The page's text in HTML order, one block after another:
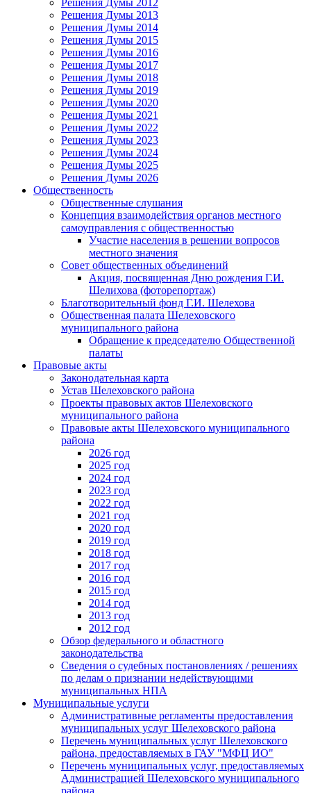
Решения Думы 2013
Решения Думы 2014
Решения Думы 2015
Решения Думы 2016
Решения Думы 2017
Решения Думы 2018
Решения Думы 2019
Решения Думы 2020
Решения Думы 2021
Решения Думы 2022
Решения Думы 2023
Решения Думы 2024
Решения Думы 2025
Решения Думы 2026
Общественность
Общественные слушания
Концепция взаимодействия органов местного
самоуправления с общественностью
Участие населения в решении вопросов
местного значения
Совет общественных объединений
Акция, посвященная Дню рождения Г.И.
Шелихова (фоторепортаж)
Благотворительный фонд Г.И. Шелехова
Общественная палата Шелеховского
муниципального района
Обращение к председателю Общественной
палаты
Правовые акты
Законодательная карта
Устав Шелеховского района
Проекты правовых актов Шелеховского
муниципального района
Правовые акты Шелеховского муниципального
района
2026 год
2025 год
2024 год
2023 год
2022 год
2021 год
2020 год
2019 год
2018 год
2017 год
2016 год
2015 год
2014 год
2013 год
2012 год
Обзор федерального и областного
законодательства
Сведения о судебных постановлениях / решениях
по делам о признании недействующими
муниципальных НПА
Муниципальные услуги
Административные регламенты предоставления
муниципальных услуг Шелеховского района
Перечень муниципальных услуг Шелеховского
района, предоставляемых в ГАУ "МФЦ ИО"
Перечень муниципальных услуг, предоставляемых
Администрацией Шелеховского муниципального
района